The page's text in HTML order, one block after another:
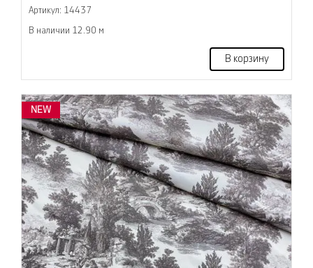
Артикул: 14437
В наличии 12.90 м
В корзину
NEW